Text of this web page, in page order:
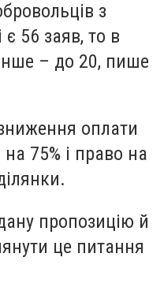
з
є 56 заяв, то в
– до 20, пише
оплати
75% і право на
пропозицію й
це питання